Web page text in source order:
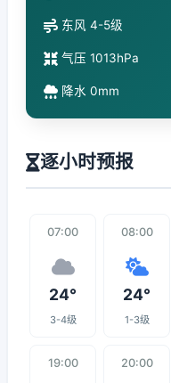
东风 4-5级
气压 1013hPa
降水 0mm
逐小时预报
07:00
24°
3-4级
08:00
24°
1-3级
19:00 20:00